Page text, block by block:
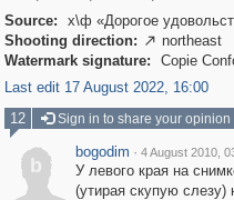
Source:
х\ф «Дорогое
Shooting direction:  northeast
Watermark signature:
Copie
Last edit 17 August 2022, 16:00
12
Sign in to share your opinion
b
bogodim · 4 August 2010,
У левого края на
(утирая скупую слезу)